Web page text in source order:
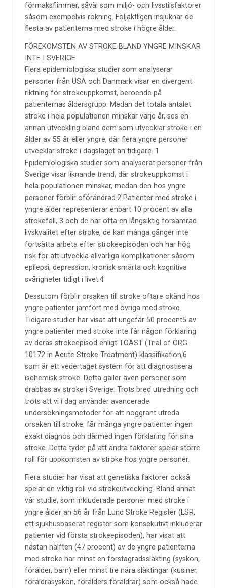
förmaksflimmer, såväl som miljö- och livsstilsfaktorer
såsom exempelvis rökning. Följaktligen insjuknar de
flesta av patienterna med stroke i högre ålder.
FÖREKOMSTEN AV STROKE BLAND YNGRE MINSKAR
INTE I SVERIGE
Flera epidemiologiska studier som analyserar
personer från USA och Danmark visar en divergent
riktning för strokeuppkomst, beroende på
patienternas åldersgrupp. Medan det totala antalet
stroke i hela populationen minskar varje år, ses en
annan utveckling bland dem som utvecklar stroke i en
ålder av 55 år eller yngre, där flera yngre personer
utvecklar stroke i dagsläget än tidigare. 1
Epidemiologiska studier som analyserat personer från
Sverige visar liknande trend, där strokeuppkomst i
hela populationen minskar, medan den hos yngre
personer förblir oförändrad.2 Patienter med stroke i
yngre ålder representerar enbart 10 procent av alla
strokefall, 3 och de har ofta en långsiktig försämrad
livskvalitet efter stroke; de kan många gånger inte
fortsätta arbeta efter strokeepisoden och har hög
risk för att utveckla allvarliga komplikationer såsom
epilepsi, depression, kronisk smärta och kognitiva
svårigheter tidigt i livet.4
Dessutom förblir orsaken till stroke oftare okänd hos
yngre patienter jämfört med övriga med stroke.
Tidigare studier har visat att ungefär 50 procent5 av
yngre patienter med stroke inte får någon förklaring
av deras strokeepisod enligt TOAST (Trial of ORG
10172 in Acute Stroke Treatment) klassifikation,6
som är ett vedertaget system för att diagnostisera
ischemisk stroke. Detta gäller även personer som
drabbas av stroke i Sverige: Trots bred utredning och
trots att vi i dag använder avancerade
undersökningsmetoder för att noggrant utreda
orsaken till stroke, får många yngre patienter ingen
exakt diagnos och därmed ingen förklaring för sina
stroke. Detta tyder på att andra faktorer spelar större
roll för uppkomsten av stroke hos yngre personer.
Flera studier har visat att genetiska faktorer också
spelar en viktig roll vid strokeutveckling. Bland annat
vår studie, som inkluderade personer med stroke i
yngre ålder än 56 år från Lund Stroke Register (LSR,
ett sjukhusbaserat register som konsekutivt inkluderar
patienter vid första strokeepisoden), har visat att
nästan hälften (47 procent) av de yngre patienterna
med stroke har minst en förstagradssläkting (syskon,
förälder, barn) eller minst tre nära släktingar (kusiner,
föräldrasyskon, förälders föräldrar) som också hade